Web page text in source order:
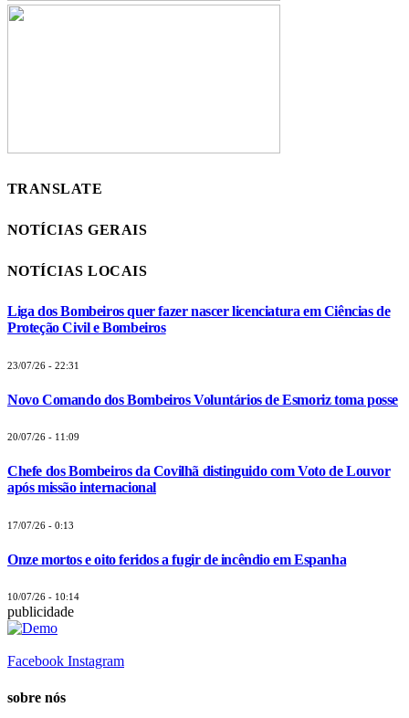
TRANSLATE
NOTÍCIAS GERAIS
NOTÍCIAS LOCAIS
Liga dos Bombeiros quer fazer nascer licenciatura em Ciências de
Proteção Civil e Bombeiros
23/07/26 - 22:31
Novo Comando dos Bombeiros Voluntários de Esmoriz toma posse
20/07/26 - 11:09
Chefe dos Bombeiros da Covilhã distinguido com Voto de Louvor
após missão internacional
17/07/26 - 0:13
Onze mortos e oito feridos a fugir de incêndio em Espanha
10/07/26 - 10:14
publicidade
Facebook Instagram
sobre nós